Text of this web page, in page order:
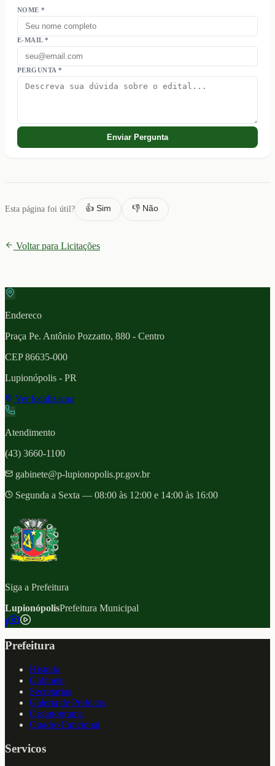
NOME *
E-MAIL *
PERGUNTA *
Enviar Pergunta
Esta página foi útil? 👍 Sim 👎 Não
Voltar para Licitações
Endereco
Praça Pe. Antônio Pozzatto, 880 - Centro
CEP86635-000
Lupionópolis - PR
Ver localizacao
Atendimento
(43) 3660-1100
gabinete@p-lupionopolis.pr.gov.br
Segunda a Sexta — 08:00 às 12:00 e 14:00 às 16:00
Siga a Prefeitura
LupionópolisPrefeitura Municipal
f
Prefeitura
Historia
Gabinete
Secretarias
Galeria de Prefeitos
Organograma
Quadro Funcional
Servicos